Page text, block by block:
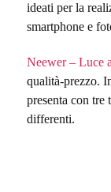
ideati per la
smartphone e
Neewer – Luce
qualità-prezzo.
presenta con
differenti.